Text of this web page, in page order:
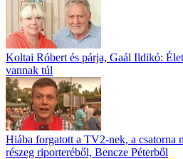
Koltai Róbert és párja, Gaál Ildikó:
vannak túl
Hiába forgatott a TV2-nek, a csatorna
részeg riporteréből, Bencze Péterből